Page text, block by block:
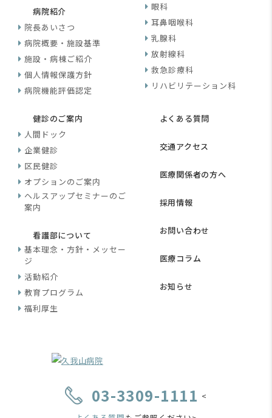
病院紹介
院長あいさつ
病院概要・施設基準
施設・病棟ご紹介
個人情報保護方針
病院機能評価認定
眼科
耳鼻咽喉科
乳腺科
放射線科
救急診療科
リハビリテーション科
健診のご案内
人間ドック
企業健診
区民健診
オプションのご案内
ヘルスアップセミナーのご
案内
看護部について
基本理念・方針・メッセー
ジ
活動紹介
教育プログラム
福利厚生
よくある質問
交通アクセス
医療関係者の方へ
採用情報
お問い合わせ
医療コラム
お知らせ
03-3309-1111 <